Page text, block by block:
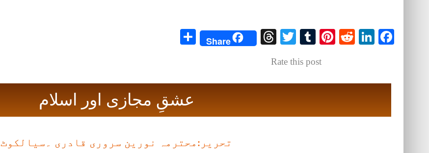
Facebook
LinkedIn
Reddit
Pinterest
Tumblr
Twitter
Threads
Share
Rate this post
عشقِ مجازی اور اسلام
تحریر:محترمہ نورین سروری قادری ۔سیالکوٹ